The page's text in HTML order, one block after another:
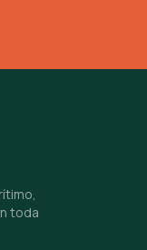
toda